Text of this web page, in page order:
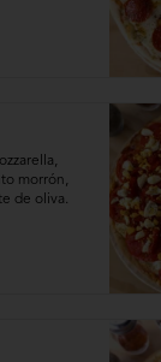
morrón,
de oliva.